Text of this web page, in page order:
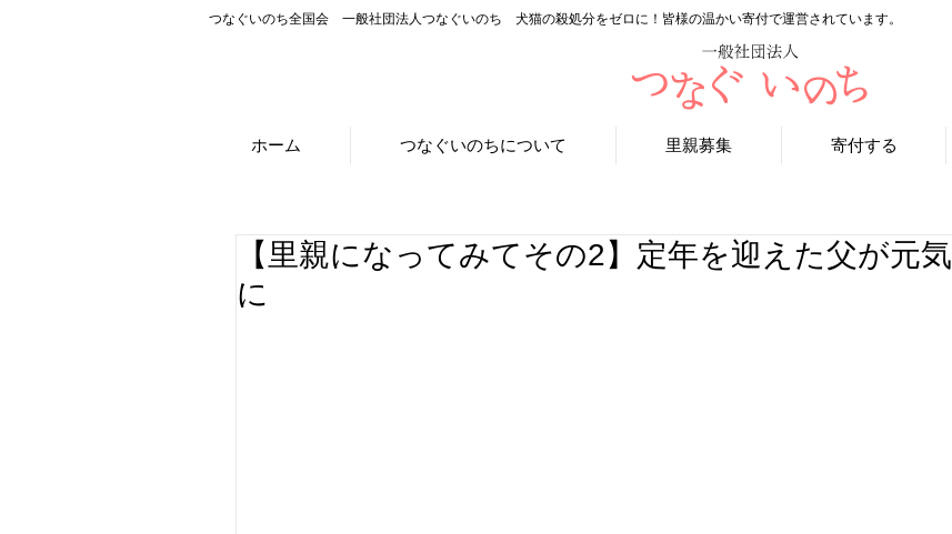
つなぐいのち全国会 一般社団法人つなぐいのち 犬猫の殺処分をゼロに！皆様の温かい寄付で運営されています。
ホーム つなぐいのちについて 里親募集 寄付する
【里親になってみてその2】定年を迎えた父が元気
に